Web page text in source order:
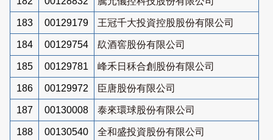
183 00129179 王冠千大投資控股股份有限公司
184 00129754 镹酒窖股份有限公司
185 00129781 峰禾日秝合創股份有限公司
186 00129972 臣唐股份有限公司
187 00130008 泰來環球股份有限公司
188 00130540 全和盛投資股份有限公司